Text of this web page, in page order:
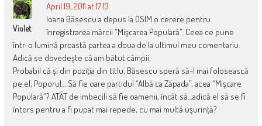
Violet
April 19, 2011 at 17:13
Ioana Băsescu a depus la OSIM o cerere pentru
înregistrarea mărcii “Mişcarea Populară”. Ceea ce pune
într-o lumină proastă partea a doua de la ultimul meu comentariu.
Adică se dovedeşte că am bătut câmpii.
Probabil că şi din poziţia din titlu, Băsescu speră să-l mai folosească
pe el, Poporul… Să fie oare partidul “Albă ca Zăpada”, acea “Mişcare
Populară”? ATÂT de imbecili să fie oamenii, încât să…adică el să se fi
întors pentru a fi pupat mai repede, cu mai multă uşurinţă?